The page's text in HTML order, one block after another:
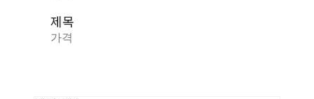
제목
가격